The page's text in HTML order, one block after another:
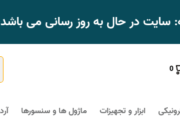
سایت در حال به روز رسانی می
0
ابزار و تجهیزات ماژول ها و سنسورها